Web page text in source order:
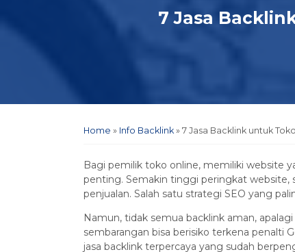
7 Jasa
Home » Info Backlink » 7 Jasa Backlink untuk
Bagi pemilik toko online, memiliki website
penting. Semakin tinggi peringkat
penjualan. Salah satu strategi SEO yang
Namun, tidak semua backlink aman,
sembarangan bisa berisiko terkena penalti
jasa backlink terpercaya yang sudah